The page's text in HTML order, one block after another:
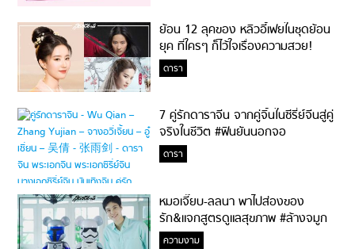
ย้อน 12 ลุคของ หลิวอี้เฟยในชุดย้อน
ยุค ที่ใครๆ ก็ไว้ใจเรื่องความสวย!
ดารา
7 คู่รักดาราจีน จากคู่จิ้นในซีรี่ย์จีนสู่คู่
จริงในชีวิต #ฟินยันนอกจอ
ดารา
หมอเจี๊ยบ-ลลนา พาไปส่องของ
รัก&แจกสูตรดูแลสุขภาพ #ล้างจมูก
ไม่ยากจะสอนให้
ความงาม